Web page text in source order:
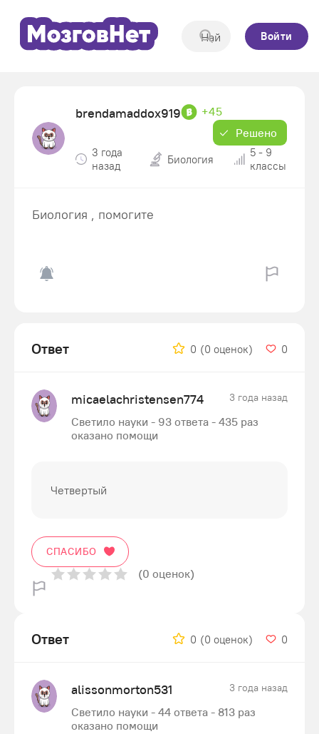
Войти
brendamaddox919
+45
Решено
3 года
назад
Биология
5 - 9
классы
Биология , помогите
Ответ 0 (0 оценок) 0
micaelachristensen774 3 года назад
Светило науки - 93 ответа - 435 раз
оказано помощи
Четвертый
СПАСИБО
(0 оценок)
Ответ 0 (0 оценок) 0
alissonmorton531 3 года назад
Светило науки - 44 ответа - 813 раз
оказано помощи